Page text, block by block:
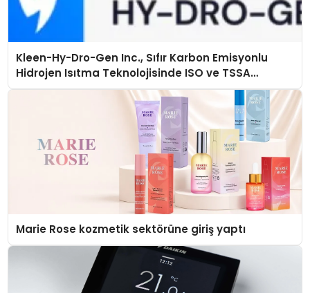
Kleen-Hy-Dro-Gen Inc., Sıfır Karbon Emisyonlu
Hidrojen Isıtma Teknolojisinde ISO ve TSSA
Düzenleyici Onaylarını Aldı
Marie Rose kozmetik sektörüne giriş yaptı